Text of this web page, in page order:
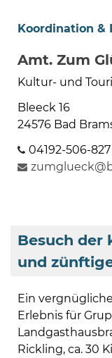
Koordination &
Amt. Zum
Kultur- und
Bleeck 16
24576 Bad
04192-506-827
Besuch der
und
Ein
Erlebnis für
Rickling, ca. 30